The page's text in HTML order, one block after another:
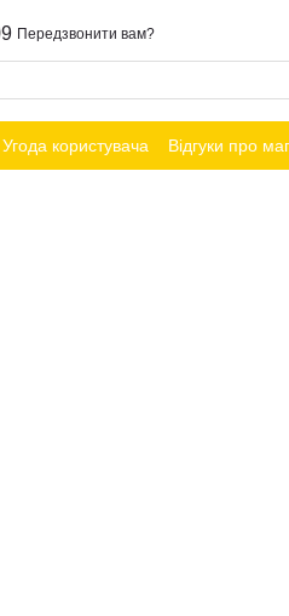
Передзвонити вам?
Угода користувача Відгуки про